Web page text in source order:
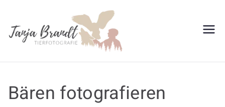
Bären fotografieren